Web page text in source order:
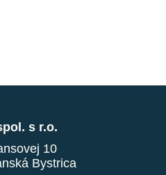
s r.o.
10
Bystrica